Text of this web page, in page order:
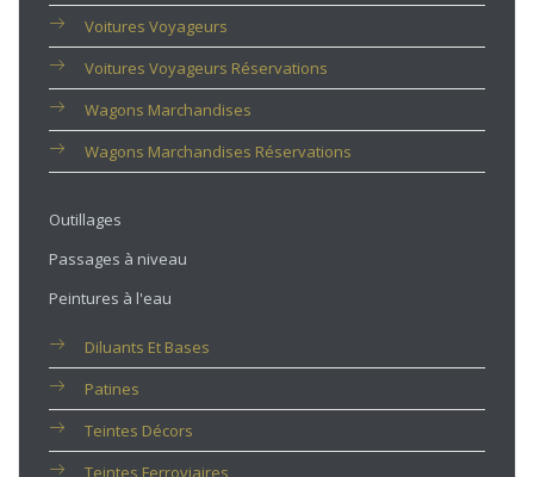
Voitures Voyageurs
Voitures Voyageurs Réservations
Wagons Marchandises
Wagons Marchandises Réservations
Outillages
Passages à niveau
Peintures à l'eau
Diluants Et Bases
Patines
Teintes Décors
Teintes Ferroviaires